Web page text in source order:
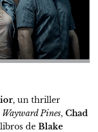
, un thriller
Wayward Pines, Chad
de Blake